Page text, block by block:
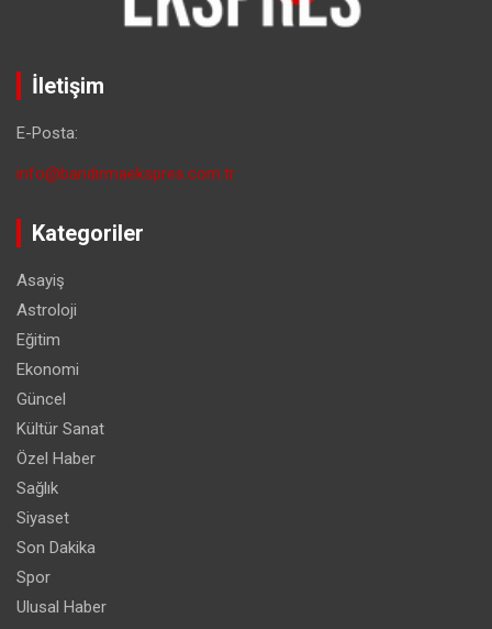
İletişim
E-Posta:
info@bandirmaekspres.com.tr
Kategoriler
Asayiş
Astroloji
Eğitim
Ekonomi
Güncel
Kültür Sanat
Özel Haber
Sağlık
Siyaset
Son Dakika
Spor
Ulusal Haber